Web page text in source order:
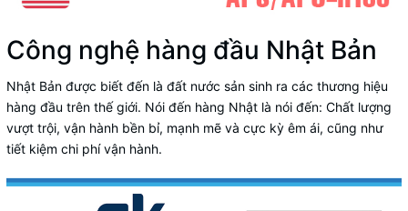
Công nghệ hàng đầu Nhật Bản
Nhật Bản được biết đến là đất nước sản sinh ra các thương hiệu
hàng đầu trên thế giới. Nói đến hàng Nhật là nói đến: Chất lượng
vượt trội, vận hành bền bỉ, mạnh mẽ và cực kỳ êm ái, cũng như
tiết kiệm chi phí vận hành.